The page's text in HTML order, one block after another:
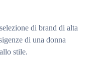
di brand di alta
di una donna
stile.